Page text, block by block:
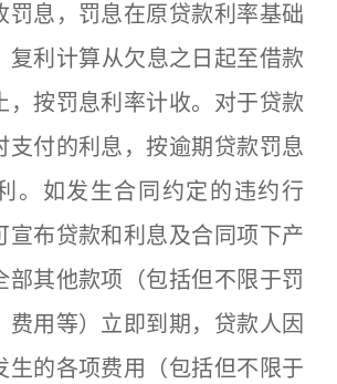
罚息，罚息在原贷款利率基础
复利计算从欠息之日起至借款
，按罚息利率计收。对于贷款
支付的利息，按逾期贷款罚息
。如发生合同约定的违约行
宣布贷款和利息及合同项下产
部其他款项（包括但不限于罚
费用等）立即到期，贷款人因
生的各项费用（包括但不限于